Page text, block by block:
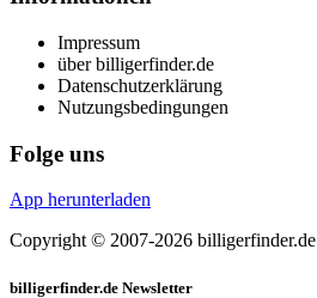
Impressum
über billigerfinder.de
Datenschutzerklärung
Nutzungsbedingungen
Folge uns
App herunterladen
Copyright © 2007-2026
billigerfinder.de Newsletter